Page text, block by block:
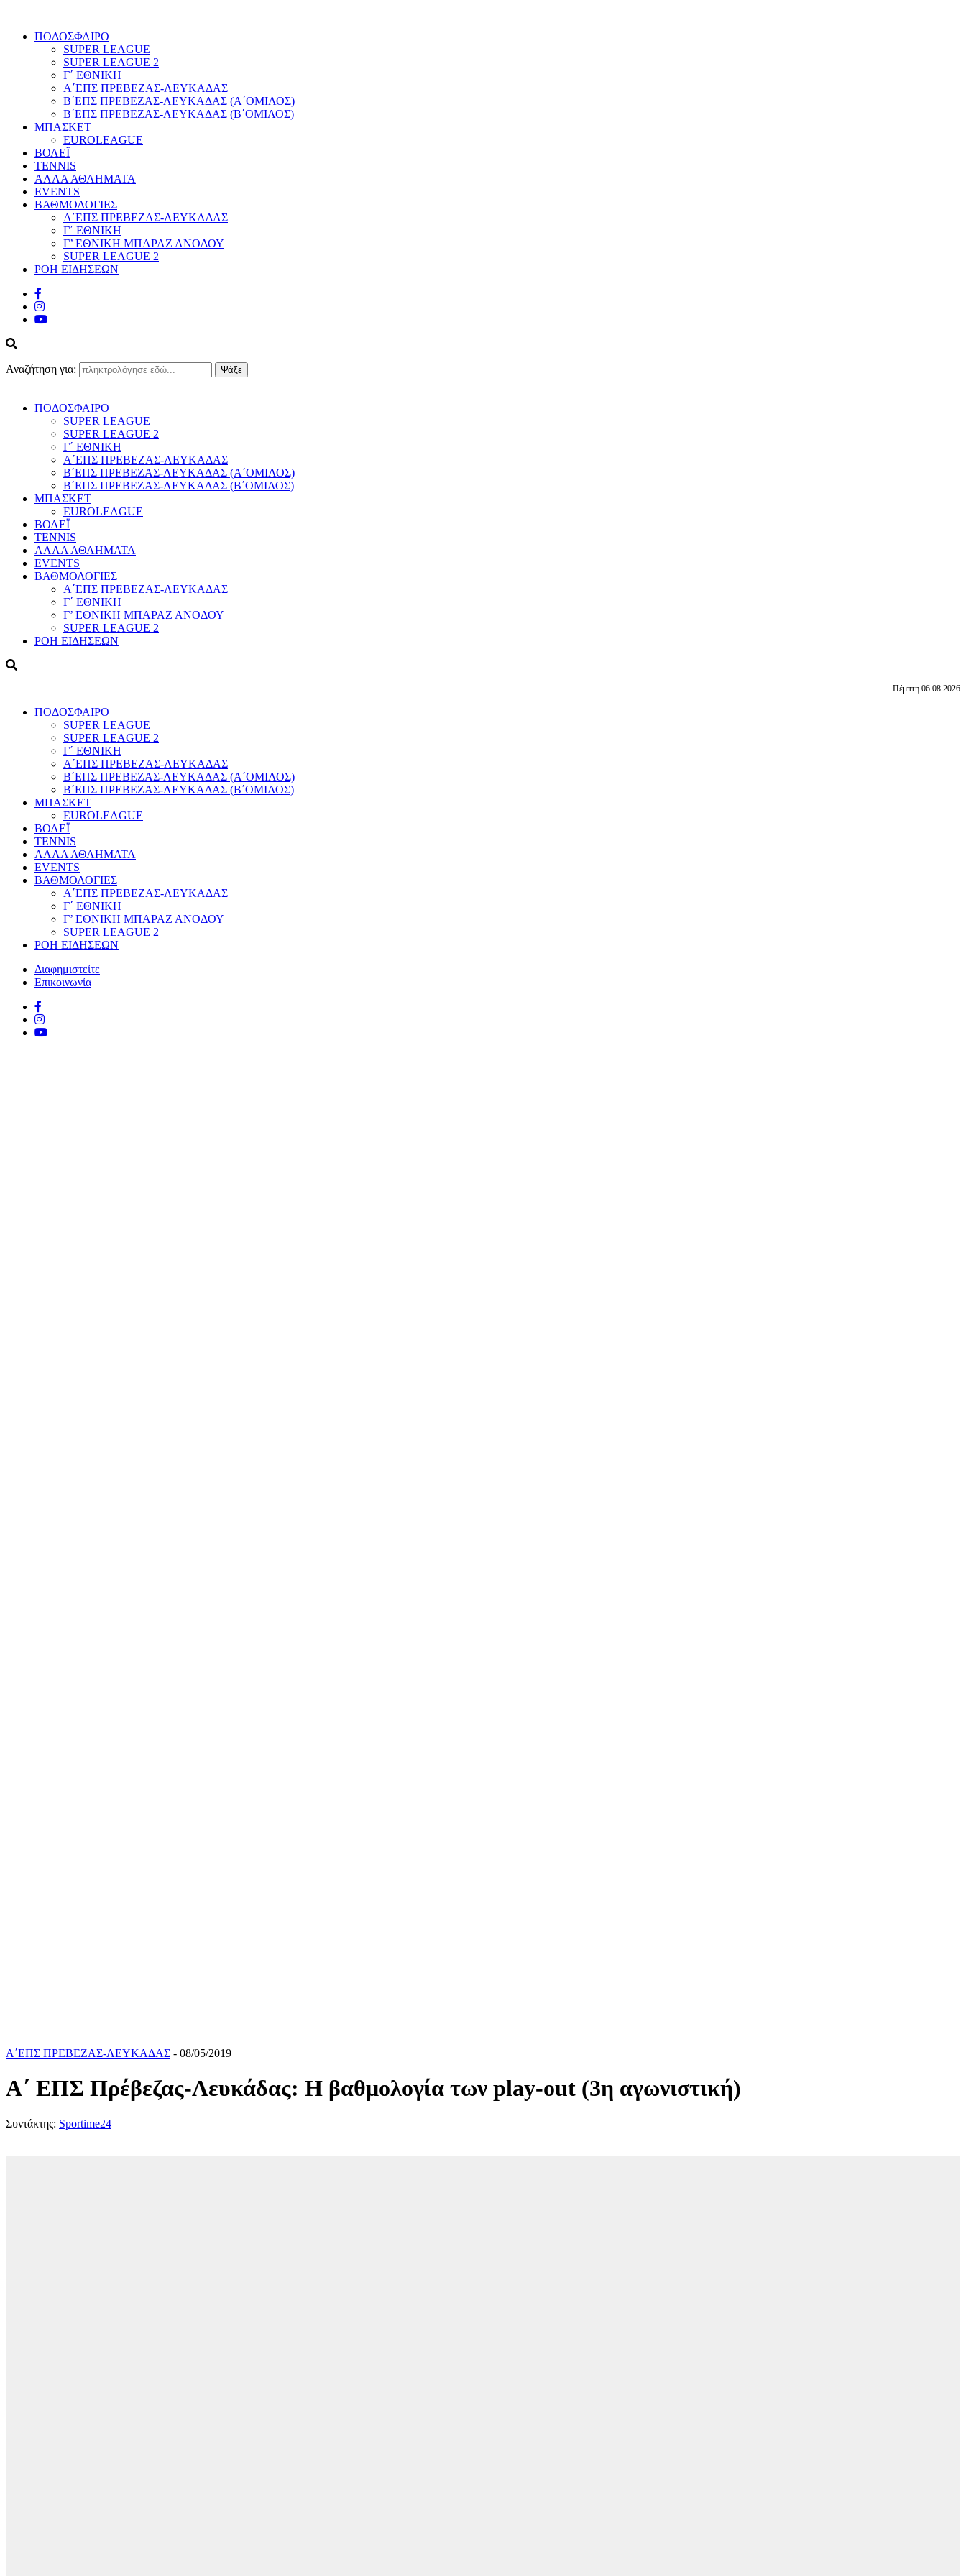
ΠΟΔΟΣΦΑΙΡΟ
SUPER LEAGUE
SUPER LEAGUE 2
Γ΄ ΕΘΝΙΚΗ
Α΄ΕΠΣ ΠΡΕΒΕΖΑΣ-ΛΕΥΚΑΔΑΣ
Β΄ΕΠΣ ΠΡΕΒΕΖΑΣ-ΛΕΥΚΑΔΑΣ (Α΄ΟΜΙΛΟΣ)
Β΄ΕΠΣ ΠΡΕΒΕΖΑΣ-ΛΕΥΚΑΔΑΣ (Β΄ΟΜΙΛΟΣ)
ΜΠΑΣΚΕΤ
EUROLEAGUE
ΒΟΛΕΪ
TENNIS
ΑΛΛΑ ΑΘΛΗΜΑΤΑ
EVENTS
ΒΑΘΜΟΛΟΓΙΕΣ
Α΄ΕΠΣ ΠΡΕΒΕΖΑΣ-ΛΕΥΚΑΔΑΣ
Γ΄ ΕΘΝΙΚΗ
Γ’ ΕΘΝΙΚΗ ΜΠΑΡΑΖ ΑΝΟΔΟΥ
SUPER LEAGUE 2
ΡΟΗ ΕΙΔΗΣΕΩΝ
Αναζήτηση για:
ΠΟΔΟΣΦΑΙΡΟ
SUPER LEAGUE
SUPER LEAGUE 2
Γ΄ ΕΘΝΙΚΗ
Α΄ΕΠΣ ΠΡΕΒΕΖΑΣ-ΛΕΥΚΑΔΑΣ
Β΄ΕΠΣ ΠΡΕΒΕΖΑΣ-ΛΕΥΚΑΔΑΣ (Α΄ΟΜΙΛΟΣ)
Β΄ΕΠΣ ΠΡΕΒΕΖΑΣ-ΛΕΥΚΑΔΑΣ (Β΄ΟΜΙΛΟΣ)
ΜΠΑΣΚΕΤ
EUROLEAGUE
ΒΟΛΕΪ
TENNIS
ΑΛΛΑ ΑΘΛΗΜΑΤΑ
EVENTS
ΒΑΘΜΟΛΟΓΙΕΣ
Α΄ΕΠΣ ΠΡΕΒΕΖΑΣ-ΛΕΥΚΑΔΑΣ
Γ΄ ΕΘΝΙΚΗ
Γ’ ΕΘΝΙΚΗ ΜΠΑΡΑΖ ΑΝΟΔΟΥ
SUPER LEAGUE 2
ΡΟΗ ΕΙΔΗΣΕΩΝ
Πέμπτη 06.08.2026
ΠΟΔΟΣΦΑΙΡΟ
SUPER LEAGUE
SUPER LEAGUE 2
Γ΄ ΕΘΝΙΚΗ
Α΄ΕΠΣ ΠΡΕΒΕΖΑΣ-ΛΕΥΚΑΔΑΣ
Β΄ΕΠΣ ΠΡΕΒΕΖΑΣ-ΛΕΥΚΑΔΑΣ (Α΄ΟΜΙΛΟΣ)
Β΄ΕΠΣ ΠΡΕΒΕΖΑΣ-ΛΕΥΚΑΔΑΣ (Β΄ΟΜΙΛΟΣ)
ΜΠΑΣΚΕΤ
EUROLEAGUE
ΒΟΛΕΪ
TENNIS
ΑΛΛΑ ΑΘΛΗΜΑΤΑ
EVENTS
ΒΑΘΜΟΛΟΓΙΕΣ
Α΄ΕΠΣ ΠΡΕΒΕΖΑΣ-ΛΕΥΚΑΔΑΣ
Γ΄ ΕΘΝΙΚΗ
Γ’ ΕΘΝΙΚΗ ΜΠΑΡΑΖ ΑΝΟΔΟΥ
SUPER LEAGUE 2
ΡΟΗ ΕΙΔΗΣΕΩΝ
Διαφημιστείτε
Επικοινωνία
Α΄ΕΠΣ ΠΡΕΒΕΖΑΣ-ΛΕΥΚΑΔΑΣ - 08/05/2019
Α΄ ΕΠΣ Πρέβεζας-Λευκάδας: Η βαθμολογία των play-out (3η αγωνιστική)
Συντάκτης: Sportime24